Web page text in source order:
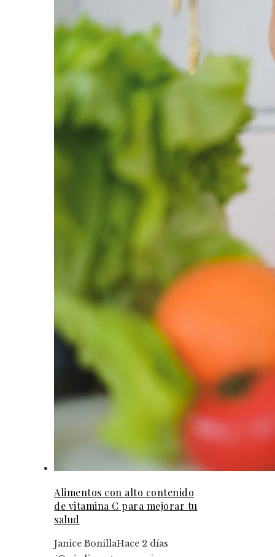
Alimentos con alto contenido
de vitamina C para mejorar tu
salud
Janice BonillaHace 2 días